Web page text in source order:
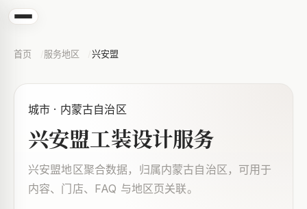
首页 服务地区 兴安盟
城市 · 内蒙古自治区
兴安盟工装设计服务
兴安盟地区聚合数据，归属内蒙古自治区，可用于
内容、门店、FAQ 与地区页关联。